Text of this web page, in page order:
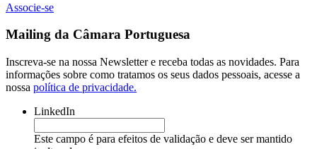
Associe-se
Mailing da Câmara Portuguesa
Inscreva-se na nossa Newsletter e receba todas as novidades. Para
informações sobre como tratamos os seus dados pessoais, acesse a
nossa política de privacidade.
LinkedIn
Este campo é para efeitos de validação e deve ser mantido